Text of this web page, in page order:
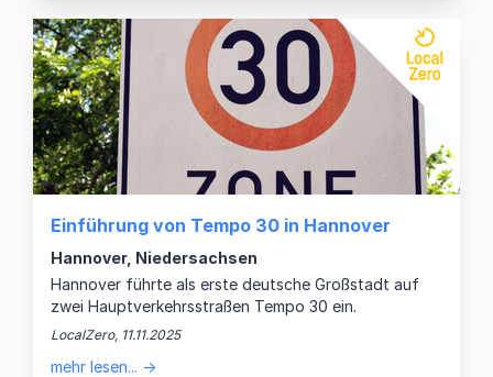
Einführung von Tempo 30 in Hannover
Hannover, Niedersachsen
Hannover führte als erste deutsche Großstadt auf
zwei Hauptverkehrsstraßen Tempo 30 ein.
LocalZero, 11.11.2025
mehr lesen... →